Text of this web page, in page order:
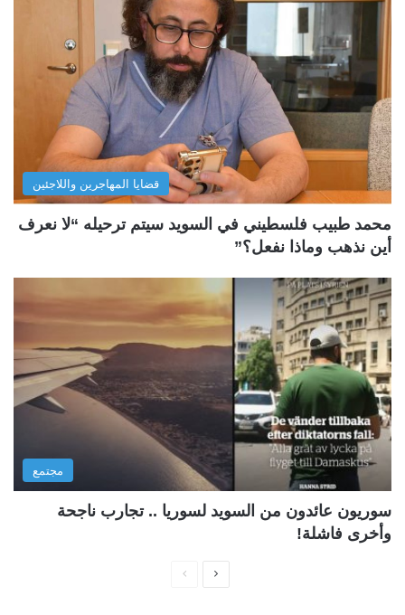
قضايا المهاجرين واللاجئين
محمد طبيب فلسطيني في السويد سيتم ترحيله “لا نعرف
أين نذهب وماذا نفعل؟”
مجتمع
سوريون عائدون من السويد لسوريا .. تجارب ناجحة
وأخرى فاشلة!